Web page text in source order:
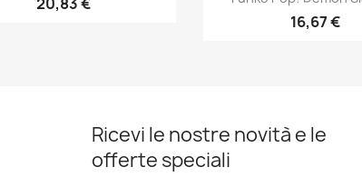
16,67 €
Ricevi le nostre novità e le
offerte speciali